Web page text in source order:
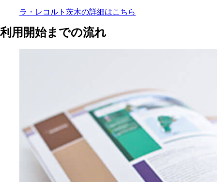
ラ・レコルト茨木の詳細はこちら
利用開始までの流れ